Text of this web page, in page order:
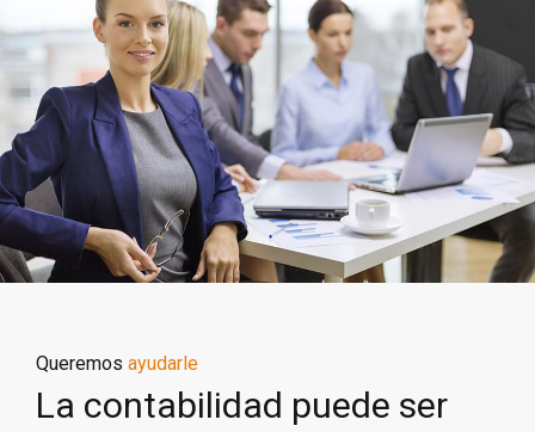
Queremos ayudarle
La contabilidad puede ser